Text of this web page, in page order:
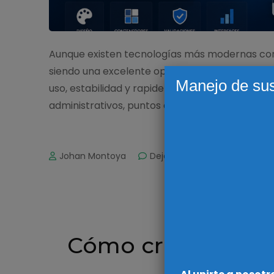
Aunque existen tecnologías más modernas
siendo una excelente opción para desarrollar
uso, estabilidad y rapidez de desarrollo la
administrativos, puntos de venta, …
Johan Montoya Deja un comentario
Cómo crear
Manejo de